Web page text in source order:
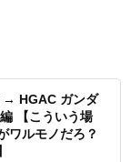
→ HGAC ガンダ
【こういう場
ワルモノだろ？